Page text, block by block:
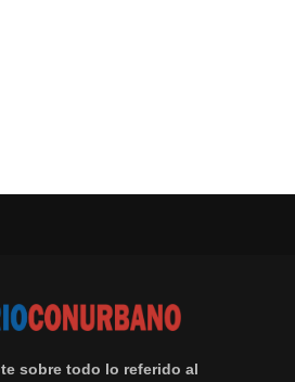
sobre todo lo referido al